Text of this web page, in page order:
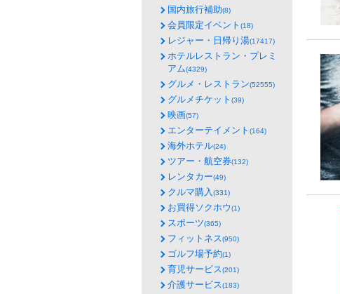
国内旅行補助(8)
会員限定イベント (18)
レジャー・日帰り湯(17417)
ホテルレストラン・プレミ
アム(4329)
グルメ・レストラン(52555)
グルメチケット (39)
映画(57)
エンターテイメント (164)
海外ホテル(24)
ツアー・航空券(132)
レンタカー(49)
クルマ購入(331)
お買得ソクホウ(1)
スポーツ(365)
フィットネス(950)
ゴルフ場予約(1)
育児サービス(201)
介護サービス(183)